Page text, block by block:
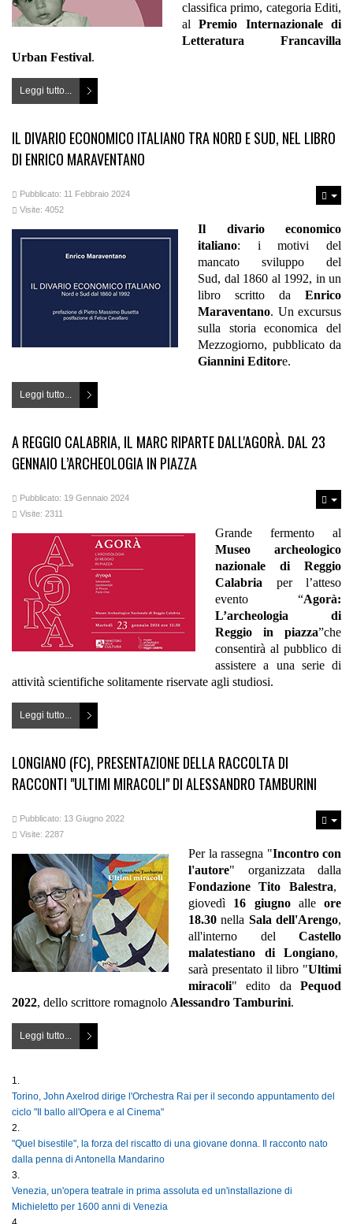
classifica primo, categoria Editi,
alPremio Internazionale di
Letteratura Francavilla
Urban Festival.
Leggi tutto...
IL DIVARIO ECONOMICO ITALIANO TRA NORD E SUD, NEL LIBRO
DI ENRICO MARAVENTANO
Pubblicato: 11 Febbraio 2024
Visite: 4052
Il divario economico
italiano: i motivi del
mancato sviluppo del
Sud, dal 1860 al 1992, in un
libro scritto da Enrico
Maraventano. Un excursus
sulla storia economica del
Mezzogiorno, pubblicato da
Giannini Editore.
Leggi tutto...
A REGGIO CALABRIA, IL MARC RIPARTE DALL'AGORÀ. DAL 23
GENNAIO L’ARCHEOLOGIA IN PIAZZA
Pubblicato: 19 Gennaio 2024
Visite: 2311
Grande fermento al
Museo archeologico
nazionale di Reggio
Calabria per l’atteso
evento “Agorà:
L’archeologia di
Reggio in piazza”che
consentirà al pubblico di
assistere a una serie di
attività scientifiche solitamente riservate agli studiosi.
Leggi tutto...
LONGIANO (FC), PRESENTAZIONE DELLA RACCOLTA DI
RACCONTI "ULTIMI MIRACOLI" DI ALESSANDRO TAMBURINI
Pubblicato: 13 Giugno 2022
Visite: 2287
Per la rassegna "Incontro con
l'autore" organizzata dalla
Fondazione Tito Balestra,
giovedì 16 giugnoalle ore
18.30 nella Sala dell'Arengo,
all'interno del Castello
malatestiano di Longiano,
sarà presentato il libro "Ultimi
miracoli" edito da Pequod
2022, dello scrittore romagnolo Alessandro Tamburini.
Leggi tutto...
Torino, John Axelrod dirige l'Orchestra Rai per il secondo appuntamento del
ciclo "Il ballo all'Opera e al Cinema"
"Quel bisestile", la forza del riscatto di una giovane donna. Il racconto nato
dalla penna di Antonella Mandarino
Venezia, un'opera teatrale in prima assoluta ed un'installazione di
Michieletto per 1600 anni di Venezia